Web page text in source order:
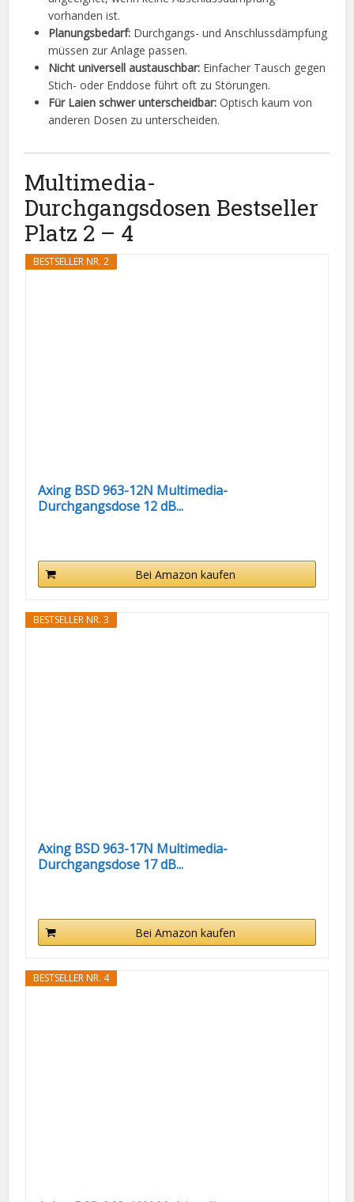
vorhanden ist.
Planungsbedarf: Durchgangs- und Anschlussdämpfung
müssen zur Anlage passen.
Nicht universell austauschbar: Einfacher Tausch gegen
Stich- oder Enddose führt oft zu Störungen.
Für Laien schwer unterscheidbar: Optisch kaum von
anderen Dosen zu unterscheiden.
Multimedia-
Durchgangsdosen Bestseller
Platz 2 – 4
BESTSELLER NR. 2
Axing BSD 963-12N Multimedia-
Durchgangsdose 12 dB...
Bei Amazon kaufen
BESTSELLER NR. 3
Axing BSD 963-17N Multimedia-
Durchgangsdose 17 dB...
Bei Amazon kaufen
BESTSELLER NR. 4